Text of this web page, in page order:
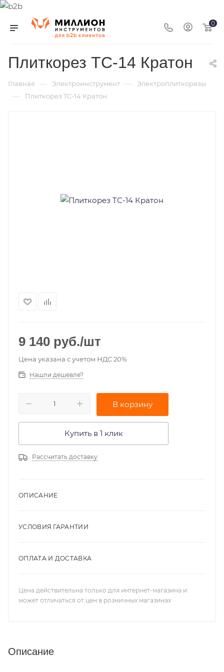
0
Плиткорез TC-14 Кратон
Главная — Электроинструмент — Электроплиткорезы
— Плиткорез TC-14 Кратон
9 140 руб./шт
Цена указана с учетом НДС 20%
Нашли дешевле?
В корзину
Купить в 1 клик
Рассчитать доставку
ОПИСАНИЕ
УСЛОВИЯ ГАРАНТИИ
ОПЛАТА И ДОСТАВКА
Цена действительна только для интернет-магазина и
может отличаться от цен в розничных магазинах
Описание